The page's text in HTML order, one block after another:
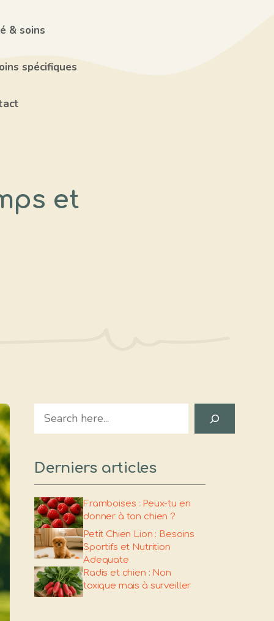
& soins
spécifiques
et
Search
Derniers articles
Framboises : Peux-tu en
donner à ton chien ?
Petit Chien Lion : Besoins
Sportifs et Nutrition
Adequate
Radis et chien : Non
toxique mais à surveiller